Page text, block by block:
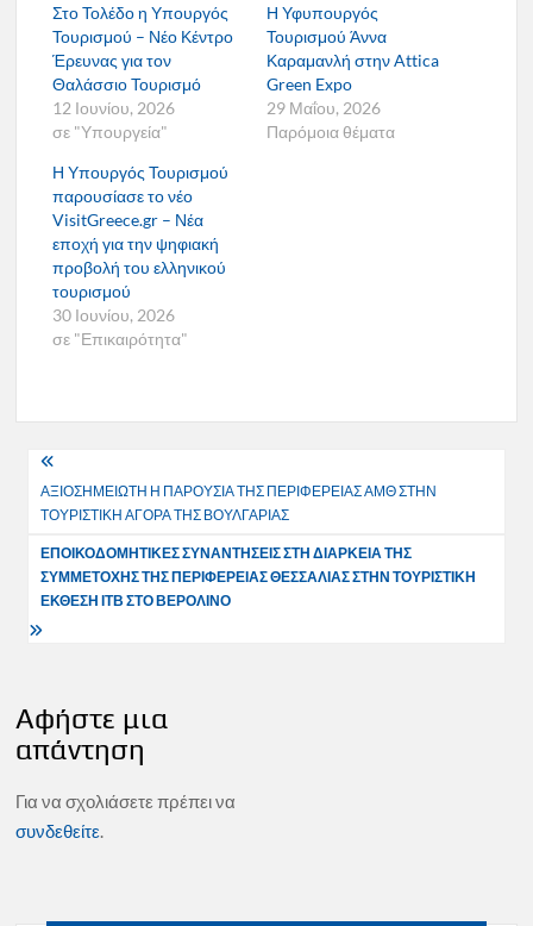
Στο Τολέδο η Υπουργός
Τουρισμού – Νέο Κέντρο
Έρευνας για τον
Θαλάσσιο Τουρισμό
12 Ιουνίου, 2026
σε "Υπουργεία"
Η Υφυπουργός
Τουρισμού Άννα
Καραμανλή στην Attica
Green Expo
29 Μαΐου, 2026
Παρόμοια θέματα
Η Υπουργός Τουρισμού
παρουσίασε το νέο
VisitGreece.gr – Νέα
εποχή για την ψηφιακή
προβολή του ελληνικού
τουρισμού
30 Ιουνίου, 2026
σε "Επικαιρότητα"
Πλοήγηση
άρθρων
ΑΞΙΟΣΗΜΕΙΩΤΗ Η ΠΑΡΟΥΣΙΑ ΤΗΣ ΠΕΡΙΦΕΡΕΙΑΣ ΑΜΘ ΣΤΗΝ
ΤΟΥΡΙΣΤΙΚΗ ΑΓΟΡΑ ΤΗΣ ΒΟΥΛΓΑΡΙΑΣ
ΕΠΟΙΚΟΔΟΜΗΤΙΚΕΣ ΣΥΝΑΝΤΗΣΕΙΣ ΣΤΗ ΔΙΑΡΚΕΙΑ ΤΗΣ
ΣΥΜΜΕΤΟΧΗΣ ΤΗΣ ΠΕΡΙΦΕΡΕΙΑΣ ΘΕΣΣΑΛΙΑΣ ΣΤΗΝ ΤΟΥΡΙΣΤΙΚΗ
ΕΚΘΕΣΗ ΙΤΒ ΣΤΟ ΒΕΡΟΛΙΝΟ
Αφήστε μια
απάντηση
Για να σχολιάσετε πρέπει να
συνδεθείτε.